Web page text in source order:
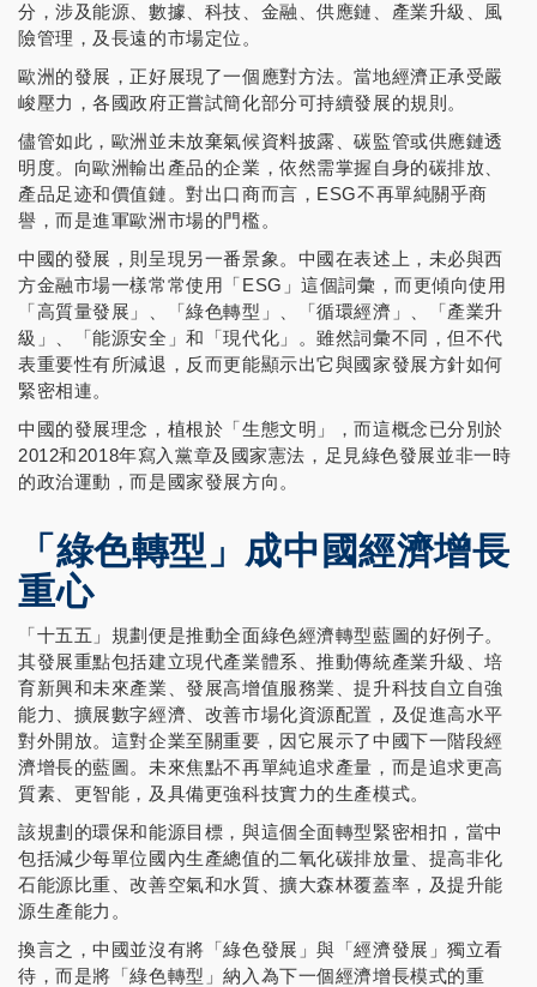
分，涉及能源、數據、科技、金融、供應鏈、產業升級、風
險管理，及長遠的市場定位。
歐洲的發展，正好展現了一個應對方法。當地經濟正承受嚴
峻壓力，各國政府正嘗試簡化部分可持續發展的規則。
儘管如此，歐洲並未放棄氣候資料披露、碳監管或供應鏈透
明度。向歐洲輸出產品的企業，依然需掌握自身的碳排放、
產品足迹和價值鏈。對出口商而言，ESG不再單純關乎商
譽，而是進軍歐洲市場的門檻。
中國的發展，則呈現另一番景象。中國在表述上，未必與西
方金融市場一樣常常使用「ESG」這個詞彙，而更傾向使用
「高質量發展」、「綠色轉型」、「循環經濟」、「產業升
級」、「能源安全」和「現代化」。雖然詞彙不同，但不代
表重要性有所減退，反而更能顯示出它與國家發展方針如何
緊密相連。
中國的發展理念，植根於「生態文明」，而這概念已分別於
2012和2018年寫入黨章及國家憲法，足見綠色發展並非一時
的政治運動，而是國家發展方向。
「綠色轉型」成中國經濟增長
重心
「十五五」規劃便是推動全面綠色經濟轉型藍圖的好例子。
其發展重點包括建立現代產業體系、推動傳統產業升級、培
育新興和未來產業、發展高增值服務業、提升科技自立自強
能力、擴展數字經濟、改善市場化資源配置，及促進高水平
對外開放。這對企業至關重要，因它展示了中國下一階段經
濟增長的藍圖。未來焦點不再單純追求產量，而是追求更高
質素、更智能，及具備更強科技實力的生產模式。
該規劃的環保和能源目標，與這個全面轉型緊密相扣，當中
包括減少每單位國內生產總值的二氧化碳排放量、提高非化
石能源比重、改善空氣和水質、擴大森林覆蓋率，及提升能
源生產能力。
換言之，中國並沒有將「綠色發展」與「經濟發展」獨立看
待，而是將「綠色轉型」納入為下一個經濟增長模式的重